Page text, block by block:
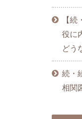
【
役に
どう
続・
相関